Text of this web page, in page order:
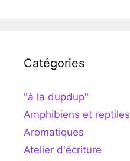
Catégories
"à la dupdup"
Amphibiens et reptiles
Aromatiques
Atelier d'écriture